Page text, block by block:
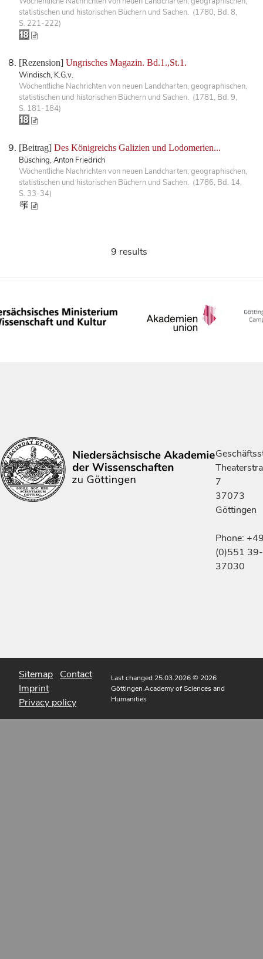
statistischen und historischen Büchern und Sachen. (1780, Bd. 8,
S. 221-222)
[Rezension] Ungrisches Magazin. Bd.1.,St.1.
Windisch, K.G.v.
Wöchentliche Nachrichten von neuen Landcharten, geographischen,
statistischen und historischen Büchern und Sachen. (1781, Bd. 9,
S. 181-184)
[Beitrag] Des Königreichs Galizien und Lodomerien...
Büsching, Anton Friedrich
Wöchentliche Nachrichten von neuen Landcharten, geographischen,
statistischen und historischen Büchern und Sachen. (1786, Bd. 14,
S. 33-34)
9 results
7
37073
Göttingen
Phone:
(0)551 39-
37030
Sitemap Contact
Imprint
Privacy policy
Last changed 25.03.2026© 2026
Göttingen Academy of Sciences and
Humanities